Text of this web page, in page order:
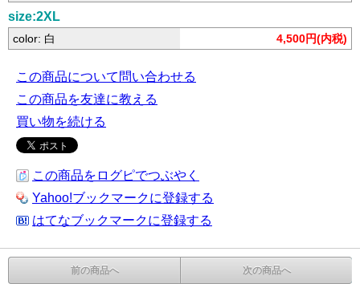
size:2XL
color: 白 4,500円(内税)
この商品について問い合わせる
この商品を友達に教える
買い物を続ける
この商品をログピでつぶやく
Yahoo!ブックマークに登録する
はてなブックマークに登録する
前の商品へ 次の商品へ